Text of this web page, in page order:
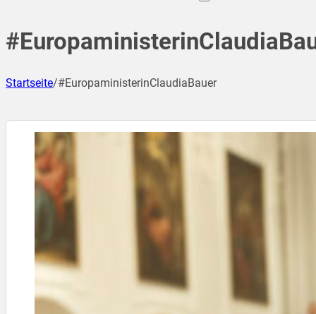
Startseite/#EuropaministerinClaudiaBauer